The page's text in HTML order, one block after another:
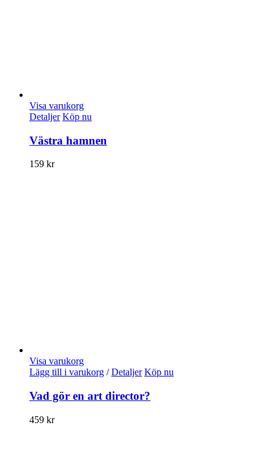
Visa varukorg
Detaljer Köp nu
Västra hamnen
159 kr
Visa varukorg
Lägg till i varukorg / Detaljer Köp nu
Vad gör en art director?
459 kr